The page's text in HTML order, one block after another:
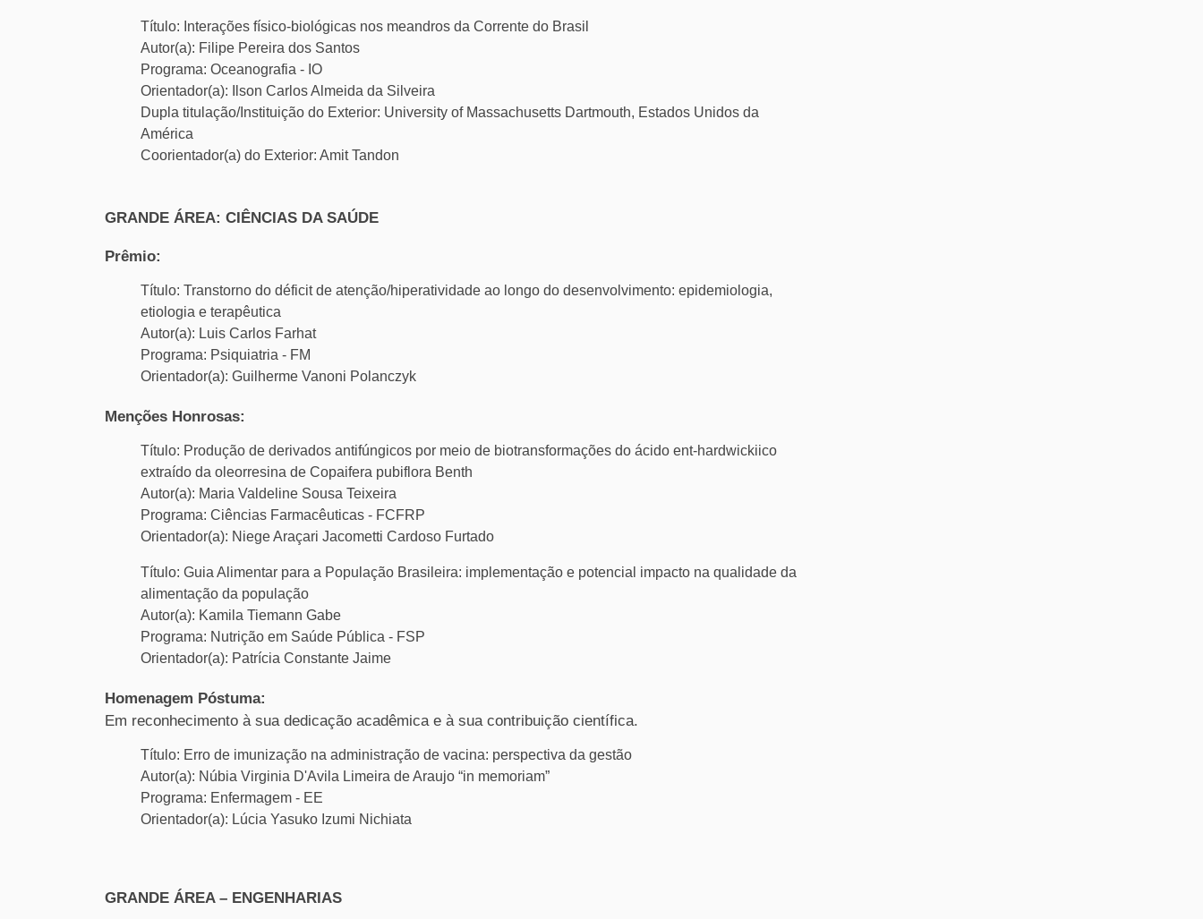
Título: Interações físico-biológicas nos meandros da Corrente do Brasil
Autor(a): Filipe Pereira dos Santos
Programa: Oceanografia - IO
Orientador(a): Ilson Carlos Almeida da Silveira
Dupla titulação/Instituição do Exterior: University of Massachusetts Dartmouth, Estados Unidos da
América
Coorientador(a) do Exterior: Amit Tandon
GRANDE ÁREA: CIÊNCIAS DA SAÚDE
Prêmio:
Título: Transtorno do déficit de atenção/hiperatividade ao longo do desenvolvimento: epidemiologia,
etiologia e terapêutica
Autor(a): Luis Carlos Farhat
Programa: Psiquiatria - FM
Orientador(a): Guilherme Vanoni Polanczyk
Menções Honrosas:
Título: Produção de derivados antifúngicos por meio de biotransformações do ácido ent-hardwickiico
extraído da oleorresina de Copaifera pubiflora Benth
Autor(a): Maria Valdeline Sousa Teixeira
Programa: Ciências Farmacêuticas - FCFRP
Orientador(a): Niege Araçari Jacometti Cardoso Furtado
Título: Guia Alimentar para a População Brasileira: implementação e potencial impacto na qualidade da
alimentação da população
Autor(a): Kamila Tiemann Gabe
Programa: Nutrição em Saúde Pública - FSP
Orientador(a): Patrícia Constante Jaime
Homenagem Póstuma:
Em reconhecimento à sua dedicação acadêmica e à sua contribuição científica.
Título: Erro de imunização na administração de vacina: perspectiva da gestão
Autor(a): Núbia Virginia D'Avila Limeira de Araujo “in memoriam”
Programa: Enfermagem - EE
Orientador(a): Lúcia Yasuko Izumi Nichiata
GRANDE ÁREA – ENGENHARIAS